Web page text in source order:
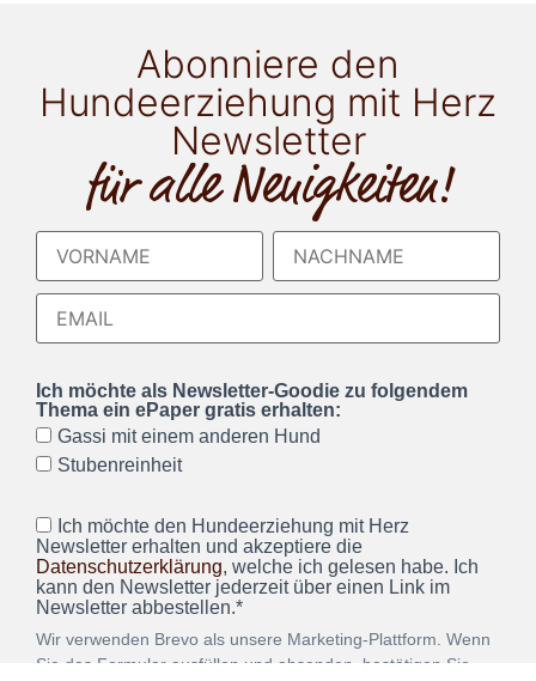
Abonniere den
Hundeerziehung mit Herz
Newsletter
für alle Neuigkeiten!
Ich möchte als Newsletter-Goodie zu folgendem
Thema ein ePaper gratis erhalten:
Gassi mit einem anderen Hund
Stubenreinheit
Ich möchte den Hundeerziehung mit Herz
Newsletter erhalten und akzeptiere die
Datenschutzerklärung, welche ich gelesen habe. Ich
kann den Newsletter jederzeit über einen Link im
Newsletter abbestellen.*
Wir verwenden Brevo als unsere Marketing-Plattform. Wenn
Sie das Formular ausfüllen und absenden, bestätigen Sie,